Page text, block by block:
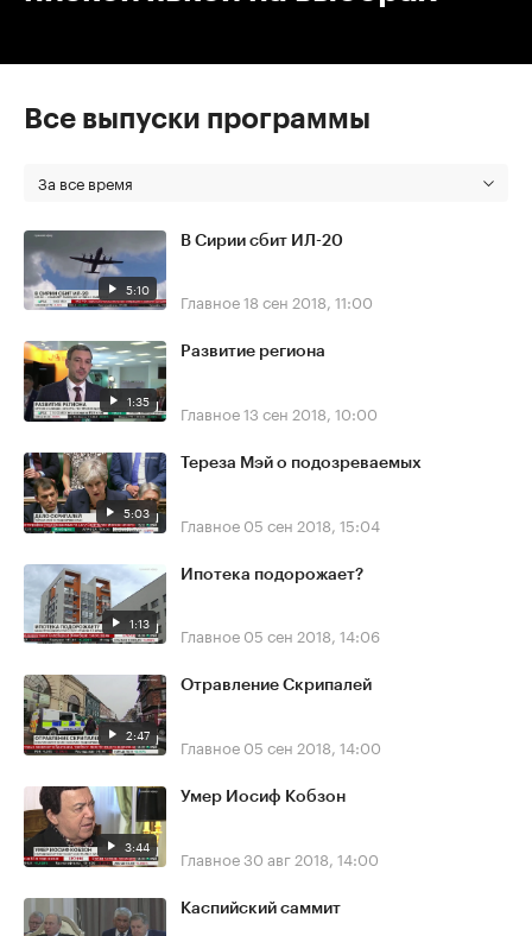
Все выпуски программы
За все время
5:10
В Сирии сбит ИЛ-20
Главное18 сен 2018, 11:00
1:35
Развитие региона
Главное13 сен 2018, 10:00
5:03
Тереза Мэй о подозреваемых
Главное 05 сен 2018, 15:04
1:13
Ипотека подорожает?
Главное 05 сен 2018, 14:06
2:47
Отравление Скрипалей
Главное 05 сен 2018, 14:00
3:44
Умер Иосиф Кобзон
Главное30 авг 2018, 14:00
Каспийский саммит